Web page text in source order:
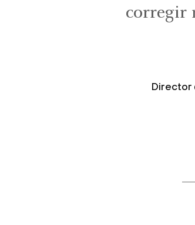
corregir
Director